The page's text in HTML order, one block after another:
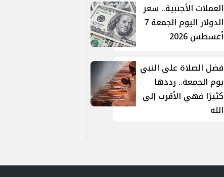
العملات الأجنبية.. سعر
الدولار اليوم الجمعة 7
أغسطس 2026
فضل الصلاة على النبي
يوم الجمعة.. رددها
كثيرًا فهي الأقرب إلى
الله